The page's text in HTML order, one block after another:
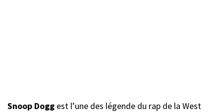
Snoop Dogg est l’une des légende du rap de la West